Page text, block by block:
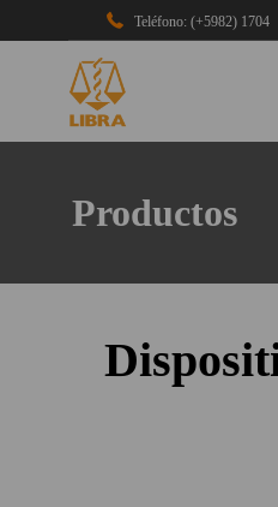
Teléfono: (+5982) 1704
Productos